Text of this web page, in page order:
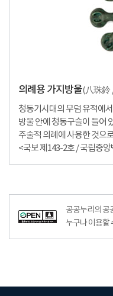
의례용 가지방울(八珠鈴
청동기시대의 무덤 유적에
방울 안에 청동구슬이 들어
주술적 의례에 사용한 것으
<국보 제143-2호 / 국립중
공공누리의 공
누구나 이용할